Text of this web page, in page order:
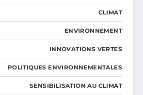
CLIMAT
ENVIRONNEMENT
INNOVATIONS VERTES
POLITIQUES ENVIRONNEMENTALES
SENSIBILISATION AU CLIMAT